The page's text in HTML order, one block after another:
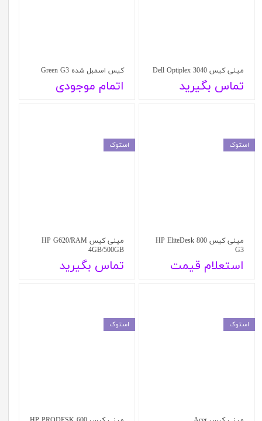
مینی کیس Dell Optiplex 3040
تماس بگیرید
کیس اسمبل شده Green G3
اتمام موجودی
مینی کیس HP EliteDesk 800
G3
استعلام قیمت
استوک
مینی کیس HP G620/RAM
4GB/500GB
تماس بگیرید
استوک
استوک استوک